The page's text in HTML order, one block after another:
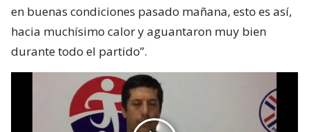
en buenas condiciones pasado mañana, esto es así,
hacia muchísimo calor y aguantaron muy bien
durante todo el partido”.